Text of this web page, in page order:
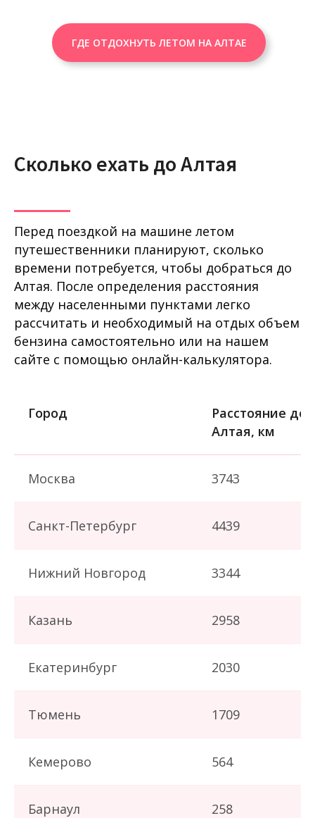
ГДЕ ОТДОХНУТЬ ЛЕТОМ НА АЛТАЕ
Сколько ехать до Алтая
Перед поездкой на машине летом
путешественники планируют, сколько
времени потребуется, чтобы добраться до
Алтая. После определения расстояния
между населенными пунктами легко
рассчитать и необходимый на отдых объем
бензина самостоятельно или на нашем
сайте с помощью онлайн-калькулятора.
Город
Расстояние до
Алтая, км
Москва 3743
Санкт-Петербург 4439
Нижний Новгород 3344
Казань 2958
Екатеринбург 2030
Тюмень 1709
Кемерово 564
Барнаул 258